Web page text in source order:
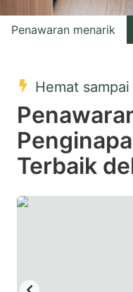
with
the
select
a
date.
Press
Penawaran menarik
Hemat
Terbaik